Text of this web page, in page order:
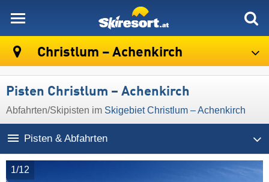
Christlum – Achenkirch
Pisten Christlum – Achenkirch
Abfahrten/Skipisten im Skigebiet Christlum – Achenkirch
Pisten & Abfahrten
1/12